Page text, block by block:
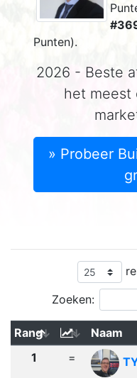
Punten).
2026 - Beste
het meest
» Probeer
Zoeken:
Rang Naam
1
=